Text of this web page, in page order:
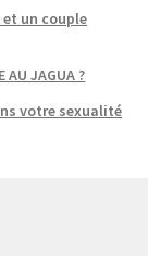
un couple
AU JAGUA ?
votre sexualité